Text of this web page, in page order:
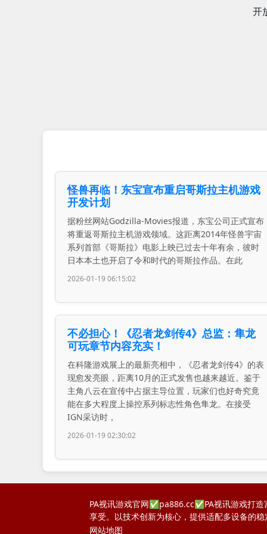
开
怪兽再临！东宝宣布重启哥斯拉主机游戏
开发计划
据粉丝网站Godzilla-Movies报道，东宝公司正式宣布
将重返哥斯拉主机游戏领域。这距离2014年怪兽宇宙
系列首部《哥斯拉》电影上映已过去十年有余，彼时
日本本土也开启了令和时代的哥斯拉作品。在此
2026-01-19 06:15:02
不必担心！《忍者龙剑传4》总监：隼龙
可玩章节内容充实！
在科隆游戏展上的最新亮相中，《忍者龙剑传4》的表
现愈发亮眼，距离10月的正式发售也越来越近。鉴于
主角八云在宣传中占据主导位置，玩家们也好奇究竟
能在多大程度上操控系列标志性角色隼龙。在接受
IGN采访时，
2026-01-19 02:30:02
PA视讯游戏官网✅pa886.cc✅PA视讯游戏打
享受。以技术创新为核心，提供适配多设备的
网站地图